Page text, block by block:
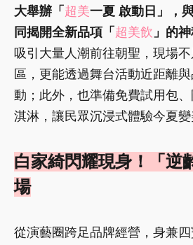
大舉辦「 超美一夏 啟動日」，
同揭開全新品項「 超美飲 」的
吸引大量人潮前往朝聖，現場
區，更能透過舞台活動近距離
動；此外，也準備免費試用包
淇淋，讓民眾沉浸式體驗今夏變
白家綺閃耀現身！「逆
場
從演藝圈跨足品牌經營，身兼